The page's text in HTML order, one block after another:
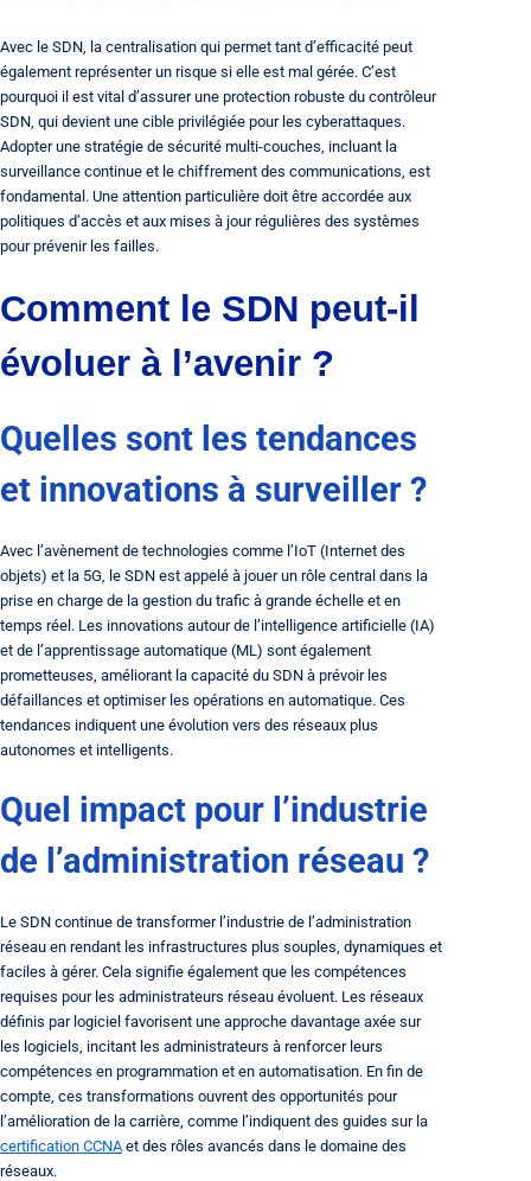
Avec le SDN, la centralisation qui permet tant d’efficacité peut
également représenter un risque si elle est mal gérée. C’est
pourquoi il est vital d’assurer une protection robuste du contrôleur
SDN, qui devient une cible privilégiée pour les cyberattaques.
Adopter une stratégie de sécurité multi-couches, incluant la
surveillance continue et le chiffrement des communications, est
fondamental. Une attention particulière doit être accordée aux
politiques d’accès et aux mises à jour régulières des systèmes
pour prévenir les failles.
Comment le SDN peut-il
évoluer à l’avenir ?
Quelles sont les tendances
et innovations à surveiller ?
Avec l’avènement de technologies comme l’IoT (Internet des
objets) et la 5G, le SDN est appelé à jouer un rôle central dans la
prise en charge de la gestion du trafic à grande échelle et en
temps réel. Les innovations autour de l’intelligence artificielle (IA)
et de l’apprentissage automatique (ML) sont également
prometteuses, améliorant la capacité du SDN à prévoir les
défaillances et optimiser les opérations en automatique. Ces
tendances indiquent une évolution vers des réseaux plus
autonomes et intelligents.
Quel impact pour l’industrie
de l’administration réseau ?
Le SDN continue de transformer l’industrie de l’administration
réseau en rendant les infrastructures plus souples, dynamiques et
faciles à gérer. Cela signifie également que les compétences
requises pour les administrateurs réseau évoluent. Les réseaux
définis par logiciel favorisent une approche davantage axée sur
les logiciels, incitant les administrateurs à renforcer leurs
compétences en programmation et en automatisation. En fin de
compte, ces transformations ouvrent des opportunités pour
l’amélioration de la carrière, comme l’indiquent des guides sur la
certification CCNA et des rôles avancés dans le domaine des
réseaux.